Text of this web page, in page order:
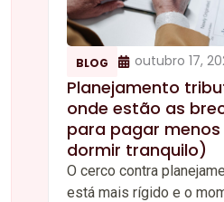
BLOG outubro 17,
Planejamento
onde estão as
para pagar
dormir tranquilo)
O cerco contra
está mais rígido e o